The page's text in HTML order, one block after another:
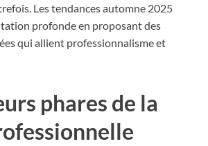
Les tendances automne 2025
profonde en proposant des
qui allient professionnalisme et
phares de la